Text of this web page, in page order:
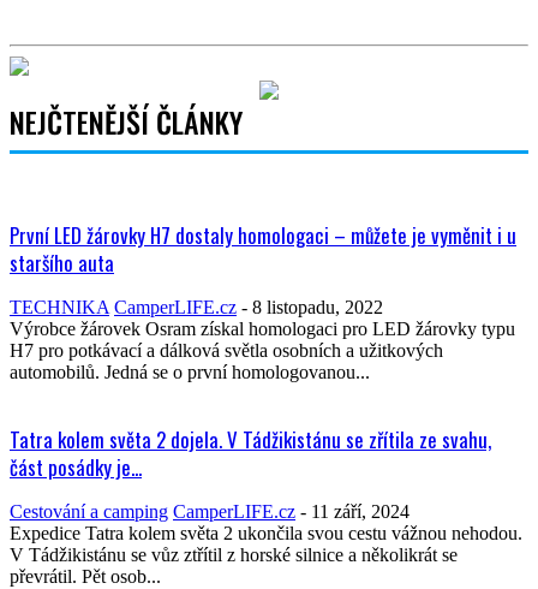
NEJČTENĚJŠÍ ČLÁNKY
První LED žárovky H7 dostaly homologaci – můžete je vyměnit i u
staršího auta
TECHNIKA CamperLIFE.cz - 8 listopadu, 2022
Výrobce žárovek Osram získal homologaci pro LED žárovky typu
H7 pro potkávací a dálková světla osobních a užitkových
automobilů. Jedná se o první homologovanou...
Tatra kolem světa 2 dojela. V Tádžikistánu se zřítila ze svahu,
část posádky je...
Cestování a camping CamperLIFE.cz - 11 září, 2024
Expedice Tatra kolem světa 2 ukončila svou cestu vážnou nehodou.
V Tádžikistánu se vůz ztřítil z horské silnice a několikrát se
převrátil. Pět osob...